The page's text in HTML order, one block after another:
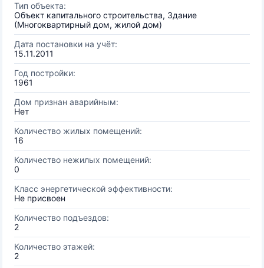
Тип объекта:
Объект капитального строительства, Здание
(Многоквартирный дом, жилой дом)
Дата постановки на учёт:
15.11.2011
Год постройки:
1961
Дом признан аварийным:
Нет
Количество жилых помещений:
16
Количество нежилых помещений:
0
Класс энергетической эффективности:
Не присвоен
Количество подъездов:
2
Количество этажей:
2